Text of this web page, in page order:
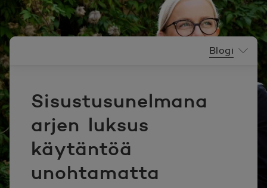
Sisustusunelmana
arjen luksus
käytäntöä
unohtamatta
Blogi